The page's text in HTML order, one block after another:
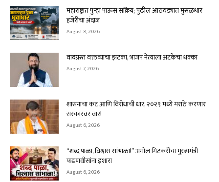
महाराष्ट्रात पुन्हा पाऊस सक्रिय; पुढील आठवड्यात मुसळधार
हजेरीचा अंदाज
August 8, 2026
वादग्रस्त वक्तव्याचा झटका, भाजप नेत्याला अटकेचा धक्का
August 7, 2026
शासनाचा कट आणि विरोधाची धार, २०२९ मध्ये मराठे करणार
सरकारवर वार!
August 6, 2026
“शब्द पाळा, विश्वास सांभाळा!” अमोल मिटकरींचा मुख्यमंत्री
फडणवीसांना इशारा
August 6, 2026